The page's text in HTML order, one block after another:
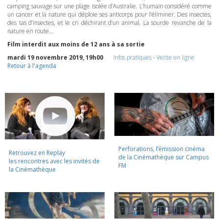
camping sauvage sur une plage isolée d’Australie. L’humain considéré comme
un cancer et la nature qui déploie ses anticorps pour l’éliminer. Des insectes,
des tas d’insectes, et le cri déchirant d’un animal. La sourde revanche de la
nature en route…
Film interdit aux moins de 12 ans à sa sortie
mardi 19 novembre 2019, 19h00
Infos pratiques-Vente en ligne
Retour à l'agenda
Retrouvez en Replay
les rencontres avec les invités de
la Cinémathèque
Perforations, l’émission cinéma
de la Cinémathèque sur Campus
FM